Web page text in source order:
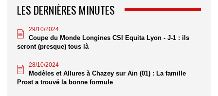
LES DERNIÈRES MINUTES
29/10/2024
Coupe du Monde Longines CSI Equita Lyon - J-1 : ils
seront (presque) tous là
28/10/2024
Modèles et Allures à Chazey sur Ain (01) : La famille
Prost a trouvé la bonne formule